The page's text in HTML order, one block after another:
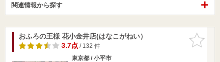
関連情報から探す
お気に入
りに追加
おふろの王様 花小金井店(はなこがねい）
3.7点/ 132 件
東京都 / 小平市